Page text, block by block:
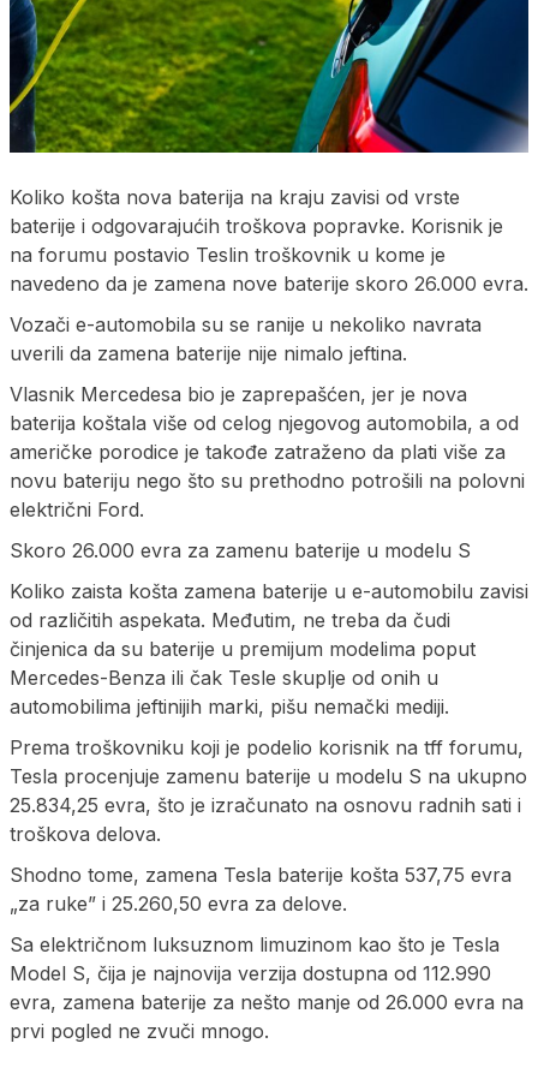
Koliko košta nova baterija na kraju zavisi od vrste
baterije i odgovarajućih troškova popravke. Korisnik je
na forumu postavio Teslin troškovnik u kome je
navedeno da je zamena nove baterije skoro 26.000 evra.
Vozači e-automobila su se ranije u nekoliko navrata
uverili da zamena baterije nije nimalo jeftina.
Vlasnik Mercedesa bio je zaprepašćen, jer je nova
baterija koštala više od celog njegovog automobila, a od
američke porodice je takođe zatraženo da plati više za
novu bateriju nego što su prethodno potrošili na polovni
električni Ford.
Skoro 26.000 evra za zamenu baterije u modelu S
Koliko zaista košta zamena baterije u e-automobilu zavisi
od različitih aspekata. Međutim, ne treba da čudi
činjenica da su baterije u premijum modelima poput
Mercedes-Benza ili čak Tesle skuplje od onih u
automobilima jeftinijih marki, pišu nemački mediji.
Prema troškovniku koji je podelio korisnik na tff forumu,
Tesla procenjuje zamenu baterije u modelu S na ukupno
25.834,25 evra, što je izračunato na osnovu radnih sati i
troškova delova.
Shodno tome, zamena Tesla baterije košta 537,75 evra
„za ruke” i 25.260,50 evra za delove.
Sa električnom luksuznom limuzinom kao što je Tesla
Model S, čija je najnovija verzija dostupna od 112.990
evra, zamena baterije za nešto manje od 26.000 evra na
prvi pogled ne zvuči mnogo.